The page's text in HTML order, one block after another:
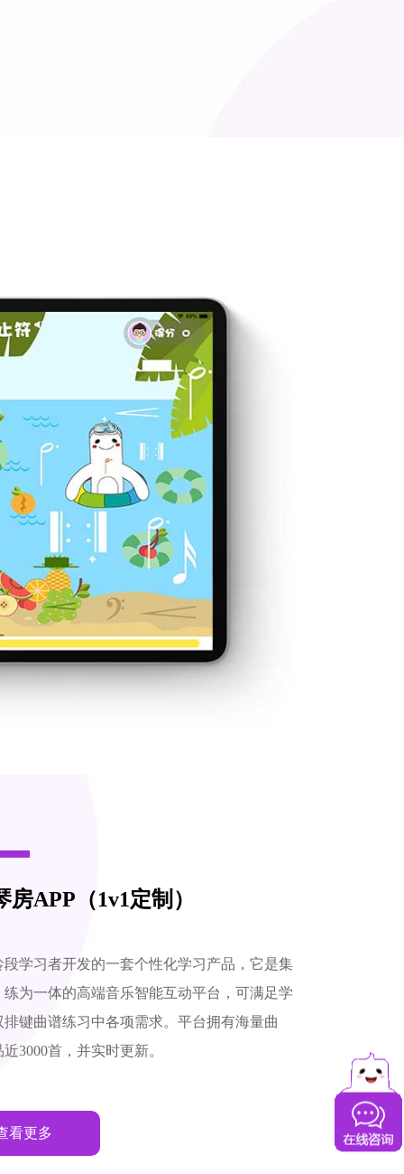
房APP（1v1定制）
段学习者开发的一套个性化学习产品，它是集
练为一体的高端音乐智能互动平台，可满足学
排键曲谱练习中各项需求。平台拥有海量曲
3000首，并实时更新。
看更多